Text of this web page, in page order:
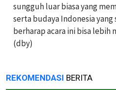
sungguh luar biasa yang
serta budaya Indonesia yang
berharap acara ini bisa lebih
(dby)
REKOMENDASI BERITA